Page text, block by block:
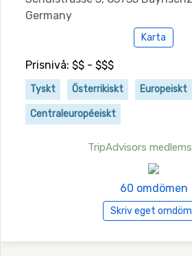
Germany
Karta
Prisnivå: $$ - $$$
Tyskt Österrikiskt Europeiskt
Centraleuropéeiskt
TripAdvisors
60 omdömen
Skriv eget